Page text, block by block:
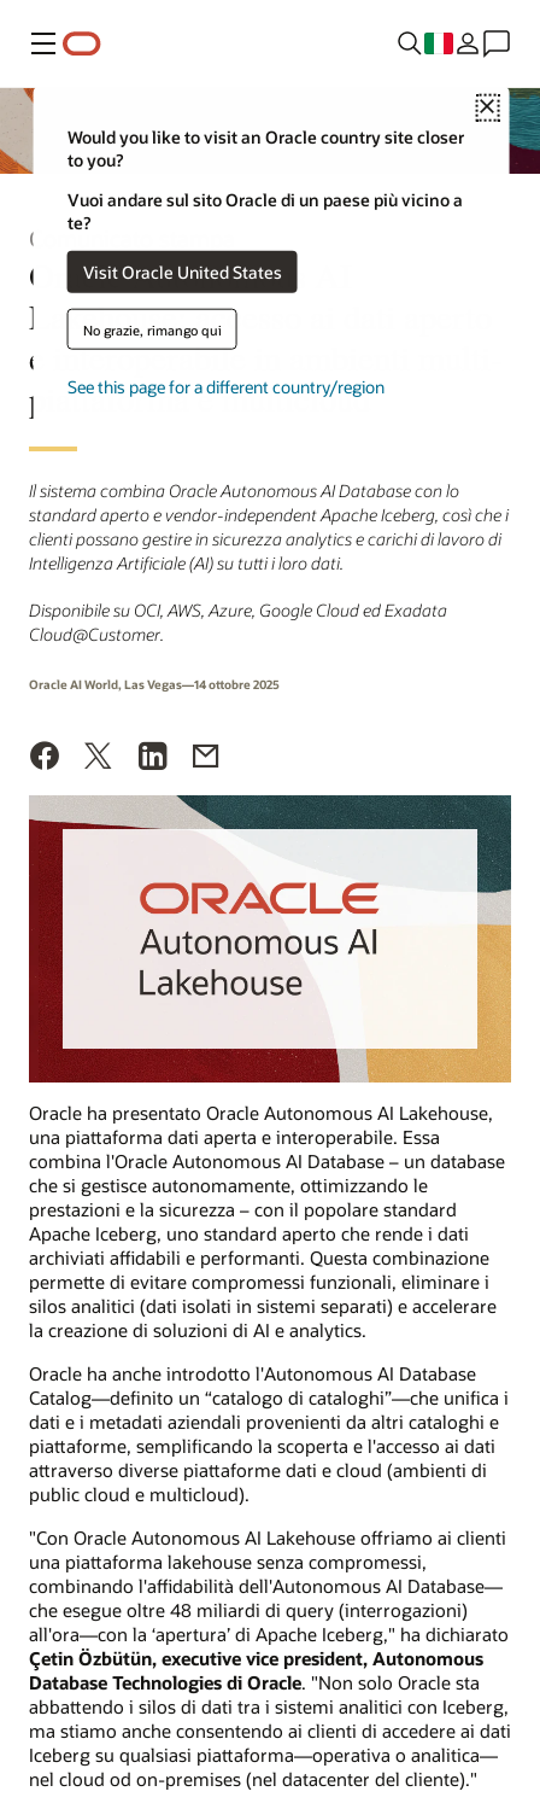
Menu
Close
Would you like to visit an Oracle country site closer
to you?
Vuoi andare sul sito Oracle di un paese più vicino a
te?
Visit Oracle United States
No grazie, rimango qui
See this page for a different country/region
Comunicato stampa
Oracle Autonomous AI
Lakehouse: accesso ai dati aperto
e interoperabile in ambienti multi-
piattaforma e multicloud
Il sistema combina Oracle Autonomous AI Database con lo
standard aperto e vendor-independent Apache Iceberg, così che i
clienti possano gestire in sicurezza analytics e carichi di lavoro di
Intelligenza Artificiale (AI) su tutti i loro dati.
Disponibile su OCI, AWS, Azure, Google Cloud ed Exadata
Cloud@Customer.
Oracle AI World, Las Vegas—14 ottobre 2025
Oracle ha presentato Oracle Autonomous AI Lakehouse,
una piattaforma dati aperta e interoperabile. Essa
combina l'Oracle Autonomous AI Database – un database
che si gestisce autonomamente, ottimizzando le
prestazioni e la sicurezza – con il popolare standard
Apache Iceberg, uno standard aperto che rende i dati
archiviati affidabili e performanti. Questa combinazione
permette di evitare compromessi funzionali, eliminare i
silos analitici (dati isolati in sistemi separati) e accelerare
la creazione di soluzioni di AI e analytics.
Oracle ha anche introdotto l'Autonomous AI Database
Catalog—definito un “catalogo di cataloghi”—che unifica i
dati e i metadati aziendali provenienti da altri cataloghi e
piattaforme, semplificando la scoperta e l'accesso ai dati
attraverso diverse piattaforme dati e cloud (ambienti di
public cloud e multicloud).
"Con Oracle Autonomous AI Lakehouse offriamo ai clienti
una piattaforma lakehouse senza compromessi,
combinando l'affidabilità dell'Autonomous AI Database—
che esegue oltre 48 miliardi di query (interrogazioni)
all'ora—con la ‘apertura’ di Apache Iceberg," ha dichiarato
Çetin Özbütün, executive vice president, Autonomous
Database Technologies di Oracle. "Non solo Oracle sta
abbattendo i silos di dati tra i sistemi analitici con Iceberg,
ma stiamo anche consentendo ai clienti di accedere ai dati
Iceberg su qualsiasi piattaforma—operativa o analitica—
nel cloud od on-premises (nel datacenter del cliente)."